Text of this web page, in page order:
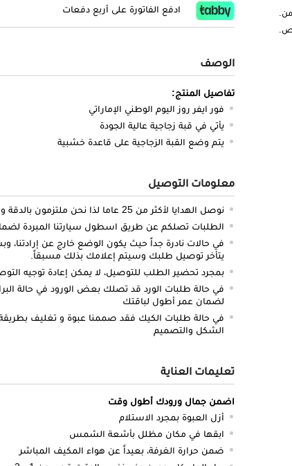
ادفع الفاتورة على أربع دفعات
الوصف
تفاصيل المنتج:
فور ايفر روز اليوم الوطني الإماراتي
يأتي في قبة زجاجية عالية الجودة
يتم وضع القبة الزجاجية على قاعدة خشبية
معلومات التوصيل
نوصل الهدايا لأكثر من 25 عاما لذا نحن ملتزمون بالدقة والتوصيل في الميعاد المحدد
الطلبات تصلكم عن طريق اسطول سيارتنا المبردة
في حالات نادرة جداً حيث يكون الوضع خارج عن إرادتنا،
يتأخر توصيل طلبك وسيتم إعلامك بذلك مسبقاً.
بمجرد تحضير الطلب للتوصيل، لا يمكن إعادة توجيه
في حالة طلبات الورد قد تصلك بعض الورود في حالة
لضمان عمر أطول لباقتك
في حالة طلبات الكيك فقد صممنا عبوة و تغليف
الشكل والتصميم
تعليمات العناية
اضمن جمال ورودك أطول وقت
أزل العبوة بمجرد الاستلام
ابقها في مكان مظلل بأشعة الشمس
ضمن حرارة الغرفة، بعيداً عن هواء المكيف المباشر